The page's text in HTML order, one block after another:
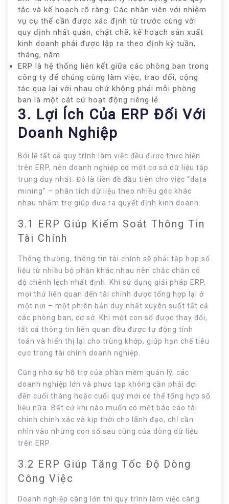
tắc và kế hoạch rõ ràng. Các nhân viên với nhiệm
vụ cụ thể cần được xác định từ trước cùng với
quy định nhất quán, chặt chẽ; kế hoạch sản xuất
kinh doanh phải được lập ra theo định kỳ tuần,
tháng, năm.
ERP là hệ thống liên kết giữa các phòng ban trong
công ty để chúng cùng làm việc, trao đổi, cộng
tác qua lại với nhau chứ không phải mỗi phòng
ban là một cát cứ hoạt động riêng lẻ.
3. Lợi Ích Của ERP Đối Với
Doanh Nghiệp
Bởi lẽ tất cả quy trình làm việc đều được thực hiện
trên ERP, nên doanh nghiệp có một cơ sở dữ liệu tập
trung duy nhất. Đó là tiền đề đầu tiên cho việc “data
mining” – phân tích dữ liệu theo nhiều góc khác
nhau nhằm trợ giúp đưa ra quyết định kinh doanh.
3.1 ERP Giúp Kiểm Soát Thông Tin
Tài Chính
Thông thường, thông tin tài chính sẽ phải tập hợp số
liệu từ nhiều bộ phận khác nhau nên chắc chắn có
độ chênh lệch nhất định. Khi sử dụng giải pháp ERP,
mọi thứ liên quan đến tài chính được tổng hợp lại ở
một nơi – một phiên bản duy nhất xuyên suốt tất cả
các phòng ban, cơ sở. Khi một con số được thay đổi,
tất cả thông tin liên quan đều được tự động tính
toán và hiển thị lại cho trùng khớp, giúp hạn chế tiêu
cực trong tài chính doanh nghiệp.
Cũng nhờ sự hỗ trợ của phần mềm quản lý, các
doanh nghiệp lớn và phức tạp không cần phải đợi
đến cuối tháng hoặc cuối quý mới có thể tổng hợp số
liệu nữa. Bất cứ khi nào muốn có một báo cáo tài
chính chính xác và kịp thời cho lãnh đạo, chỉ cần
nhìn vào những con số sau cùng của dòng dữ liệu
trên ERP.
3.2 ERP Giúp Tăng Tốc Độ Dòng
Công Việc
Doanh nghiệp càng lớn thì quy trình làm việc càng